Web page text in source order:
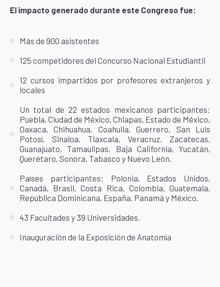
El impacto generado durante este Congreso fue:
Más de 900 asistentes
125 competidores del Concurso Nacional Estudiantil
12 cursos impartidos por profesores extranjeros y
locales
Un total de 22 estados mexicanos participantes:
Puebla, Ciudad de México, Chiapas, Estado de México,
Oaxaca, Chihuahua, Coahuila, Guerrero, San Luis
Potosí, Sinaloa, Tlaxcala, Veracruz, Zacatecas,
Guanajuato, Tamaulipas, Baja California, Yucatán,
Querétaro, Sonora, Tabasco y Nuevo León.
Países participantes: Polonia, Estados Unidos,
Canadá, Brasil, Costa Rica, Colombia, Guatemala,
República Dominicana, España, Panamá y México.
43 Facultades y 39 Universidades.
Inauguración de la Exposición de Anatomía